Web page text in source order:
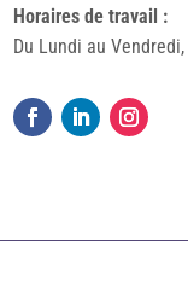
Horaires de travail :
Du Lundi au